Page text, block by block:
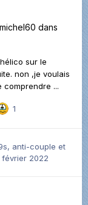
michel60 dans
sur le
non ,je voulais
comprendre ...
1
, anti-couple et
février 2022